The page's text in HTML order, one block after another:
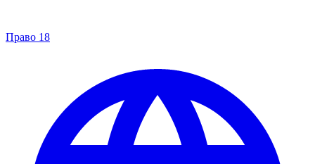
Право 18